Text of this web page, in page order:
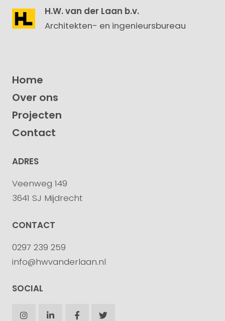
H.W. van der Laan b.v.
Architekten- en ingenieursbureau
Home
Over ons
Projecten
Contact
ADRES
Veenweg 149
3641 SJ Mijdrecht
CONTACT
0297 239 259
info@hwvanderlaan.nl
SOCIAL